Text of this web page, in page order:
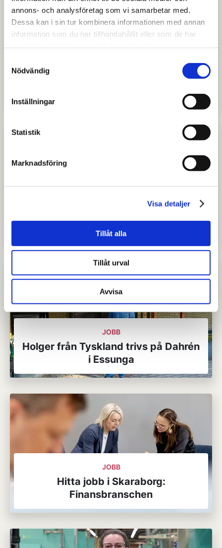
annons- och analysföretag som vi samarbetar med.
Dessa kan i sin tur kombinera informationen med annan
information som du har tillhandahållit eller som de har
Nödvändig
Inställningar
Statistik
Marknadsföring
Visa detaljer
Tillåt alla
Tillåt urval
Avvisa
JOBB, FRITID
Karolina vårdar naturen i Unesco
Biosfärområde Vänerskärgården
Michal driver kafferosteri i Skövde
JOBB
Holger från Tyskland trivs på Dahrén
i Essunga
JOBB
Hitta jobb i Skaraborg:
Finansbranschen